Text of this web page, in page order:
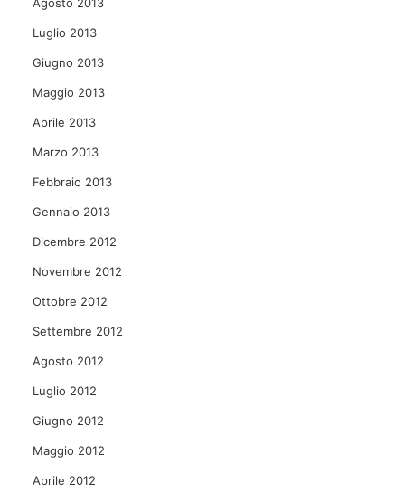
Luglio 2013
Giugno 2013
Maggio 2013
Aprile 2013
Marzo 2013
Febbraio 2013
Gennaio 2013
Dicembre 2012
Novembre 2012
Ottobre 2012
Settembre 2012
Agosto 2012
Luglio 2012
Giugno 2012
Maggio 2012
Aprile 2012